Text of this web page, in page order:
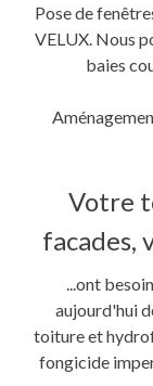
Pose de
VELUX. Nous
baies
Votre
facades,
...ont
aujourd'hui
toiture et
fongicide